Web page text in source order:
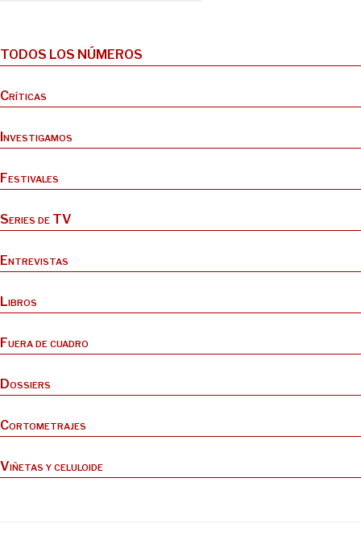
TODOS LOS NÚMEROS
Críticas
Investigamos
Festivales
Series de TV
Entrevistas
Libros
Fuera de cuadro
Dossiers
Cortometrajes
Viñetas y celuloide